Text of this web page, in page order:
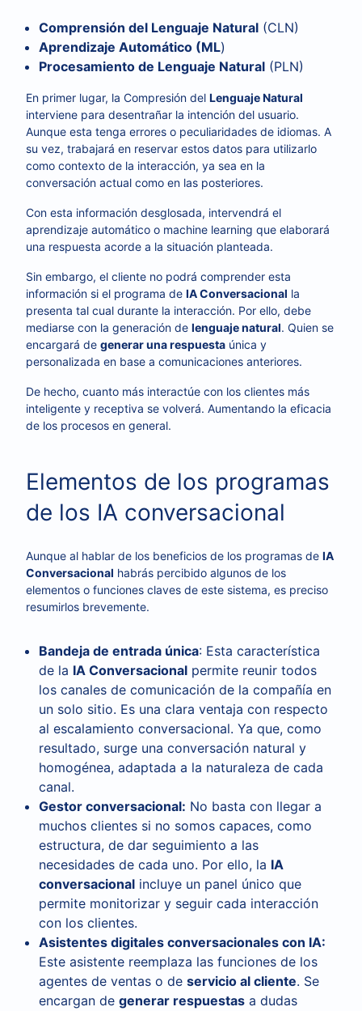
Comprensión del Lenguaje Natural (CLN)
Aprendizaje Automático (ML)
Procesamiento de Lenguaje Natural (PLN)
En primer lugar, la Compresión del Lenguaje Natural
interviene para desentrañar la intención del usuario.
Aunque esta tenga errores o peculiaridades de idiomas. A
su vez, trabajará en reservar estos datos para utilizarlo
como contexto de la interacción, ya sea en la
conversación actual como en las posteriores.
Con esta información desglosada, intervendrá el
aprendizaje automático o machine learning que elaborará
una respuesta acorde a la situación planteada.
Sin embargo, el cliente no podrá comprender esta
información si el programa de IA Conversacional la
presenta tal cual durante la interacción. Por ello, debe
mediarse con la generación de lenguaje natural. Quien se
encargará de generar una respuesta única y
personalizada en base a comunicaciones anteriores.
De hecho, cuanto más interactúe con los clientes más
inteligente y receptiva se volverá. Aumentando la eficacia
de los procesos en general.
Elementos de los programas
de los IA conversacional
Aunque al hablar de los beneficios de los programas de IA
Conversacional habrás percibido algunos de los
elementos o funciones claves de este sistema, es preciso
resumirlos brevemente.
Bandeja de entrada única: Esta característica
de la IA Conversacional permite reunir todos
los canales de comunicación de la compañía en
un solo sitio. Es una clara ventaja con respecto
al escalamiento conversacional. Ya que, como
resultado, surge una conversación natural y
homogénea, adaptada a la naturaleza de cada
canal.
Gestor conversacional: No basta con llegar a
muchos clientes si no somos capaces, como
estructura, de dar seguimiento a las
necesidades de cada uno. Por ello, la IA
conversacional incluye un panel único que
permite monitorizar y seguir cada interacción
con los clientes.
Asistentes digitales conversacionales con IA:
Este asistente reemplaza las funciones de los
agentes de ventas o de servicio al cliente. Se
encargan de generar respuestas a dudas